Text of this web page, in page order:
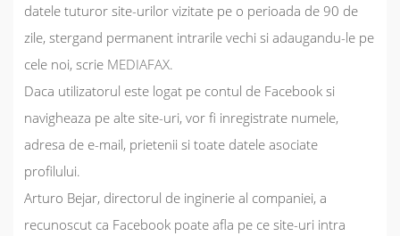
datele tuturor site-urilor vizitate pe o perioada de 90 de
zile, stergand permanent intrarile vechi si adaugandu-le pe
cele noi, scrie MEDIAFAX.
Daca utilizatorul este logat pe contul de Facebook si
navigheaza pe alte site-uri, vor fi inregistrate numele,
adresa de e-mail, prietenii si toate datele asociate
profilului.
Arturo Bejar, directorul de inginerie al companiei, a
recunoscut ca Facebook poate afla pe ce site-uri intra